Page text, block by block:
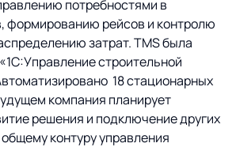
потребностями в
формированию рейсов и контролю
затрат. TMS была
строительной
18 стационарных
компания планирует
решения и подключение других
контуру управления